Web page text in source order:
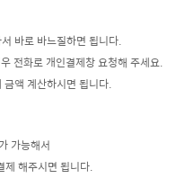
바로 바느질하면 됩니다.
전화로 개인결제창 요청해 주세요.
액 계산하시면 됩니다.
가능해서
제 해주시면 됩니다.